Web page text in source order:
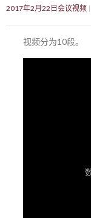
2017年2月22日会议视频
视频分为10段。